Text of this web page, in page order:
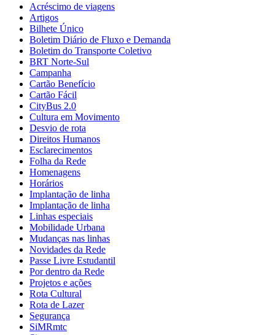
Acréscimo de viagens
Artigos
Bilhete Único
Boletim Diário de Fluxo e Demanda
Boletim do Transporte Coletivo
BRT Norte-Sul
Campanha
Cartão Benefício
Cartão Fácil
CityBus 2.0
Cultura em Movimento
Desvio de rota
Direitos Humanos
Esclarecimentos
Folha da Rede
Homenagens
Horários
Implantação de linha
Implantação de linha
Linhas especiais
Mobilidade Urbana
Mudanças nas linhas
Novidades da Rede
Passe Livre Estudantil
Por dentro da Rede
Projetos e ações
Rota Cultural
Rota de Lazer
Segurança
SiMRmtc